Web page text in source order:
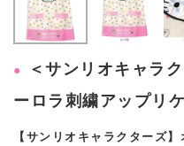
＜サンリオキャラ
ーロラ刺繍アップリ
【サンリオキャラクターズ